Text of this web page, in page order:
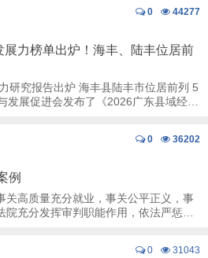
0 44277
力榜单出炉！海丰、陆丰位居前
究报告出炉 海丰县陆丰市位居前列 5
发展促进会发布了《2026广东县域经济
0 36202
例
关高质量充分就业，事关公平正义，事
充分发挥审判职能作用，依法严惩拒
0 31043